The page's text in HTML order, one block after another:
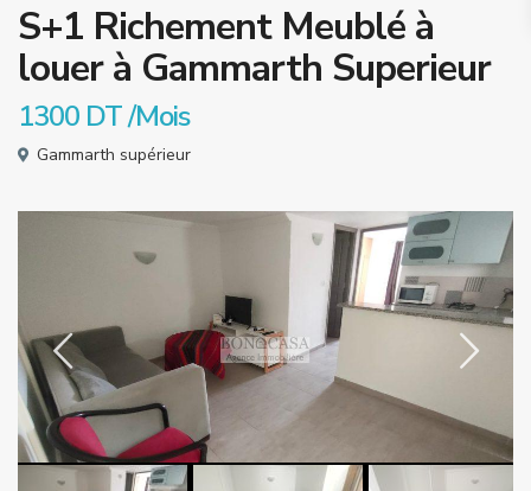
S+1 Richement Meublé à
louer à Gammarth Superieur
1300 DT/Mois
Gammarth supérieur